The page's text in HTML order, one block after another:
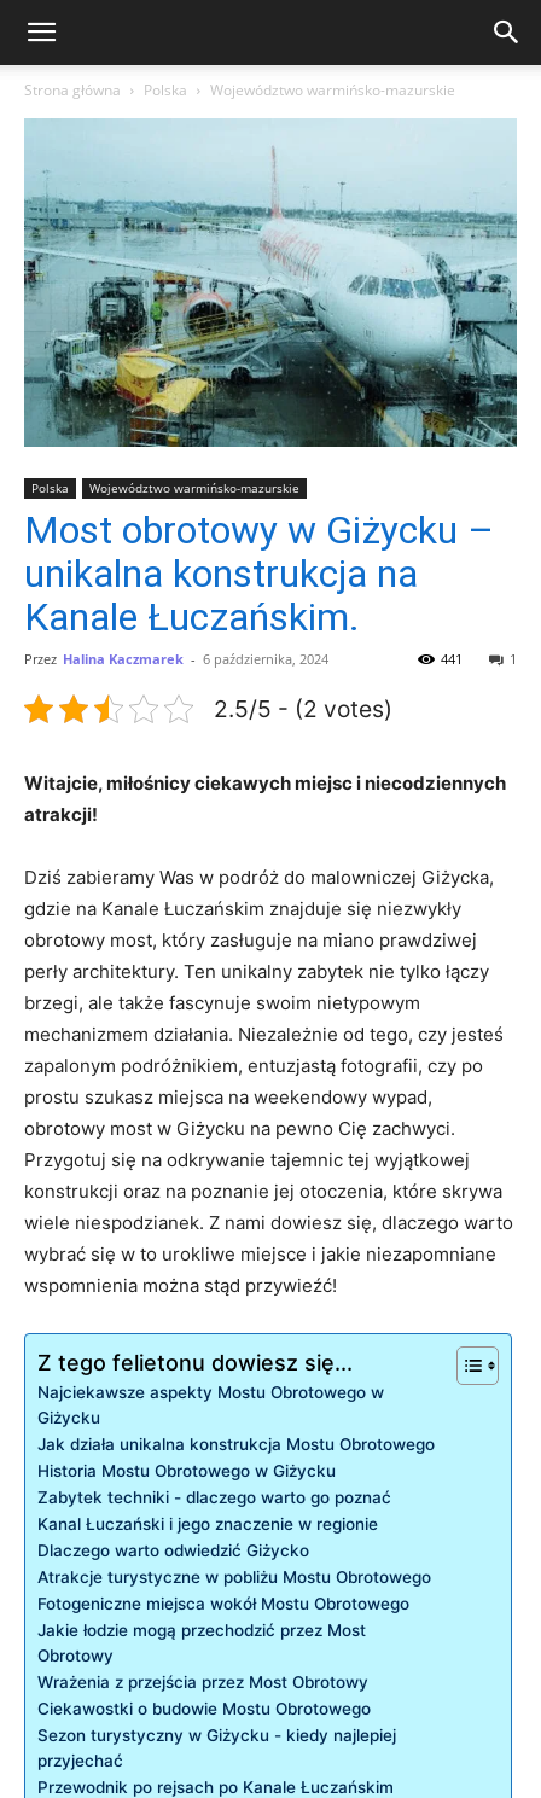
Strona główna Polska Województwo warmińsko-mazurskie
Polska Województwo warmińsko-mazurskie
Most obrotowy w Giżycku –
unikalna konstrukcja na
Kanale Łuczańskim.
Przez Halina Kaczmarek - 6 października, 2024 1
441
2.5/5 - (2 votes)
Witajcie, miłośnicy ciekawych​ miejsc i niecodziennych
atrakcji!
Dziś zabieramy Was⁣ w podróż do malowniczej Giżycka,
gdzie na Kanale⁤ Łuczańskim znajduje ⁢się niezwykły​
obrotowy most, który ⁤zasługuje na miano prawdziwej
⁣perły⁣ architektury. Ten ⁢unikalny zabytek nie tylko łączy
⁢brzegi, ale także fascynuje​ swoim nietypowym
⁣mechanizmem działania. Niezależnie od tego, czy‌ jesteś‍
zapalonym podróżnikiem, entuzjastą fotografii, czy‌ po
prostu szukasz miejsca na weekendowy ​wypad,
obrotowy ​most ‌w Giżycku na pewno ⁢Cię ​zachwyci.
Przygotuj się na odkrywanie ⁤tajemnic tej wyjątkowej
konstrukcji oraz⁣ na poznanie jej otoczenia, które skrywa
wiele​ niespodzianek.⁢ Z nami dowiesz się, dlaczego‍ warto
wybrać się ‌w to⁤ urokliwe miejsce i jakie niezapomniane
wspomnienia można​ stąd przywieźć!
Z tego felietonu dowiesz się...
Najciekawsze aspekty ‌Mostu Obrotowego w
⁣Giżycku
Jak ‍działa⁢ unikalna‍ konstrukcja Mostu⁣ Obrotowego
Historia​ Mostu Obrotowego w Giżycku
Zabytek techniki ‌- dlaczego warto go poznać
Kanal ‍Łuczański i jego‍ znaczenie w regionie
Dlaczego⁤ warto odwiedzić⁢ Giżycko
Atrakcje turystyczne w pobliżu ​Mostu Obrotowego
Fotogeniczne miejsca wokół Mostu Obrotowego
Jakie łodzie mogą przechodzić przez Most
Obrotowy
Wrażenia z‍ przejścia przez Most Obrotowy
Ciekawostki ⁢o budowie⁤ Mostu Obrotowego
Sezon turystyczny w Giżycku -⁤ kiedy​ najlepiej‍
przyjechać
Przewodnik po rejsach po Kanale Łuczańskim